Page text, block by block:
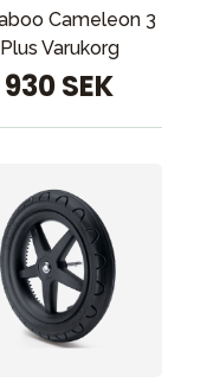
Cameleon 3
Plus Varukorg
930 SEK
Guider
Vår butik